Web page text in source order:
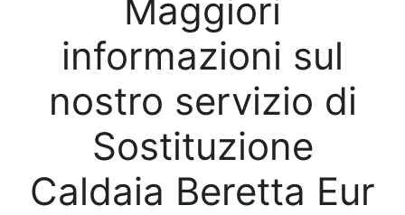
Maggiori
informazioni sul
nostro servizio di
Sostituzione
Caldaia Beretta Eur